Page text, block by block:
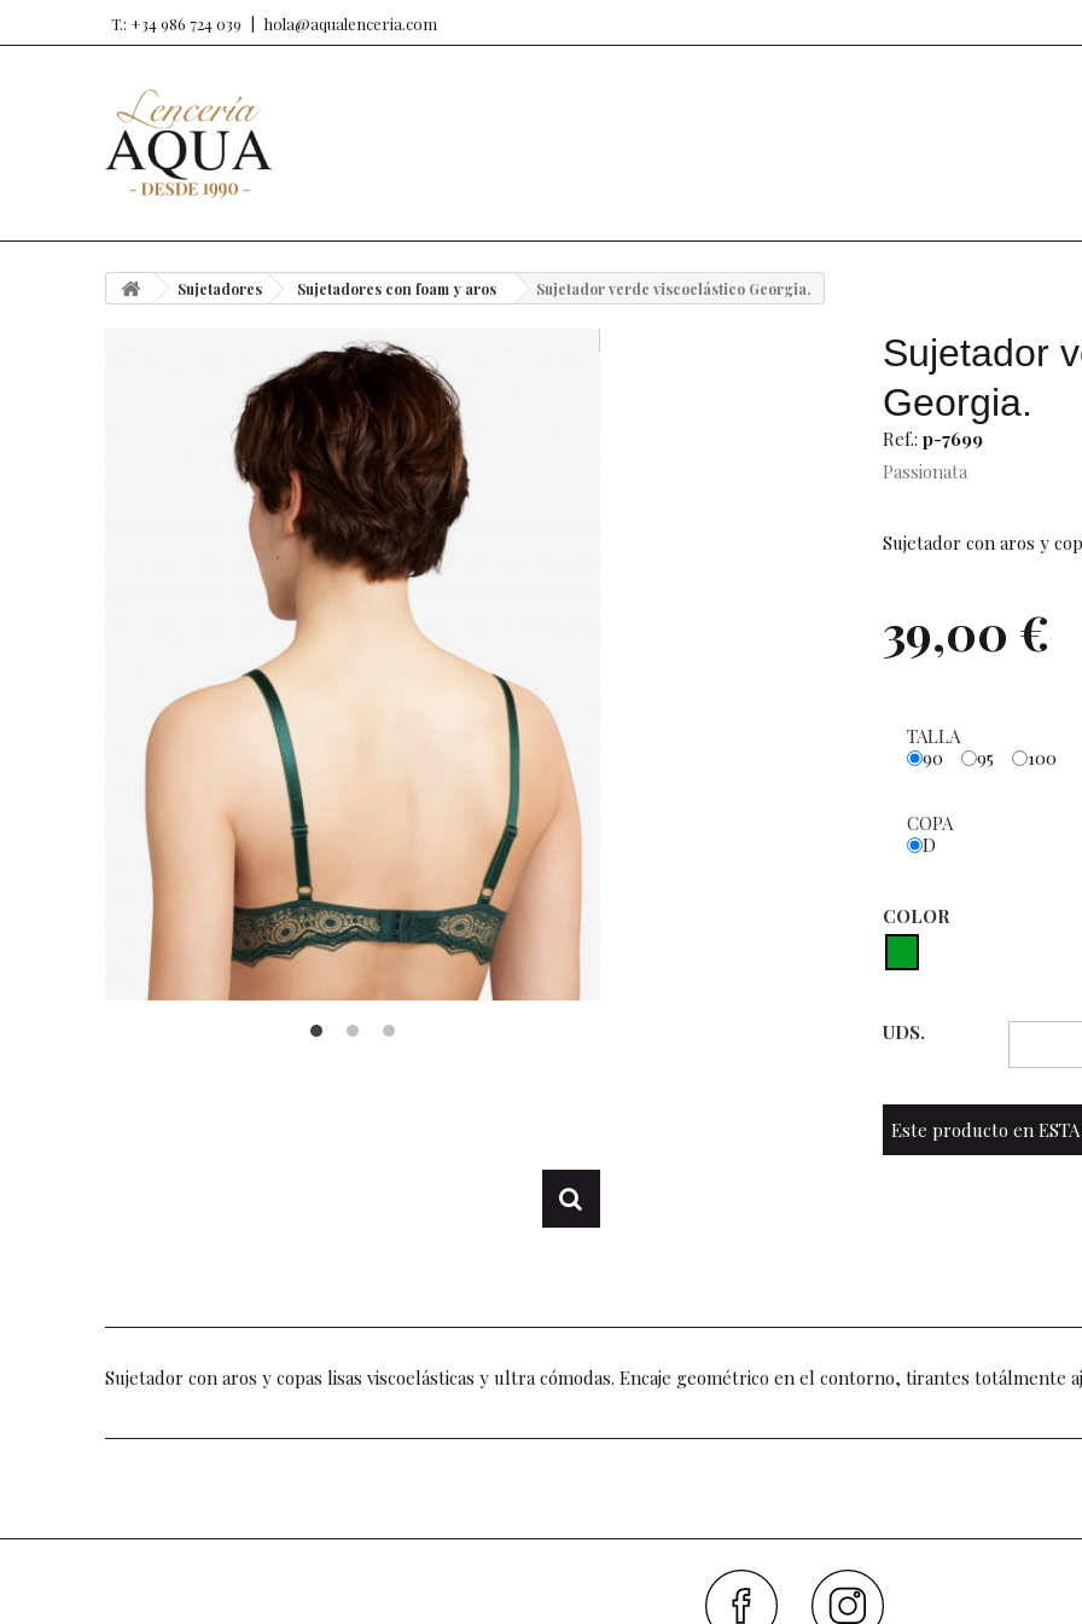
T.: +34 986 724 039 hola@aqualenceria.com
Sujetadores Sujetadores con foam y aros Sujetador verde viscoelástico Georgia.
Sujetador
Georgia.
Ref.: p-7699
Passionata
Sujetador con aros y
39,00 €
TALLA
90
95 100
COPA
D
COLOR
UDS.
Este producto en
Sujetador con aros y copas lisas viscoelásticas y ultra cómodas. Encaje geométrico en el contorno, tirantes totálmente